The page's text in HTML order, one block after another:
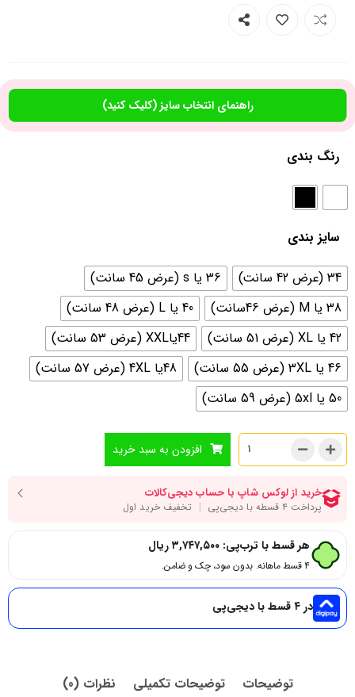
راهنمای انتخاب سایز (کلیک کنید)
رنگ بندی
سایز بندی
34 (عرض 42 سانت)
36 یا s (عرض 45 سانت)
38 یا M (عرض 46سانت)
40 یا L (عرض 48 سانت)
42 یا XL (عرض 51 سانت)
44یاXXL (عرض 53 سانت)
46 یا 3XL (عرض 55 سانت)
48یا 4XL (عرض 57 سانت)
50 یا 5xl (عرض 59 سانت)
افزودن به سبد خرید
هر قسط با ترب‌پی: ۳,۷۴۷,۵۰۰ریال
۴ قسط ماهانه. بدون سود، چک و ضامن.
در ۴ قسط با دیجی‌پی
توضیحات توضیحات تکمیلی نظرات (0)